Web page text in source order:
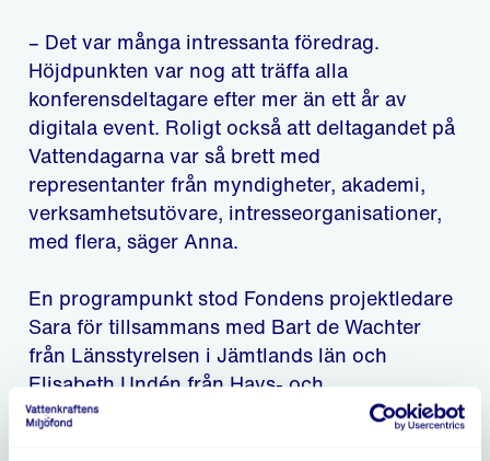
– Det var många intressanta föredrag.
Höjdpunkten var nog att träffa alla
konferensdeltagare efter mer än ett år av
digitala event. Roligt också att deltagandet på
Vattendagarna var så brett med
representanter från myndigheter, akademi,
verksamhetsutövare, intresseorganisationer,
med flera, säger Anna.
En programpunkt stod Fondens projektledare
Sara för tillsammans med Bart de Wachter
från Länsstyrelsen i Jämtlands län och
Elisabeth Undén från Havs- och
vattenmyndigheten (fd projektledare på
Fonden). De presenterade resultaten från